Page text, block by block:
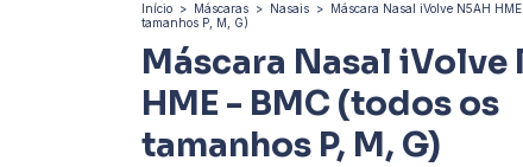
Início > Máscaras > Nasais > Máscara Nasal iVolve N5AH
tamanhos P, M, G)
Máscara Nasal iVolve
HME - BMC (todos os
tamanhos P, M, G)